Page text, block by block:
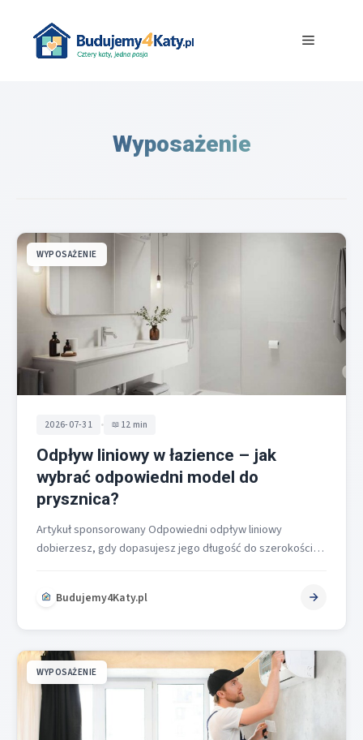
Menu
Wyposażenie
WYPOSAŻENIE
2026-07-31 • 12 min
Odpływ liniowy w łazience – jak
wybrać odpowiedni model do
prysznica?
Artykuł sponsorowany Odpowiedni odpływ liniowy
dobierzesz, gdy dopasujesz jego długość do szerokości
Budujemy4Katy.pl
WYPOSAŻENIE